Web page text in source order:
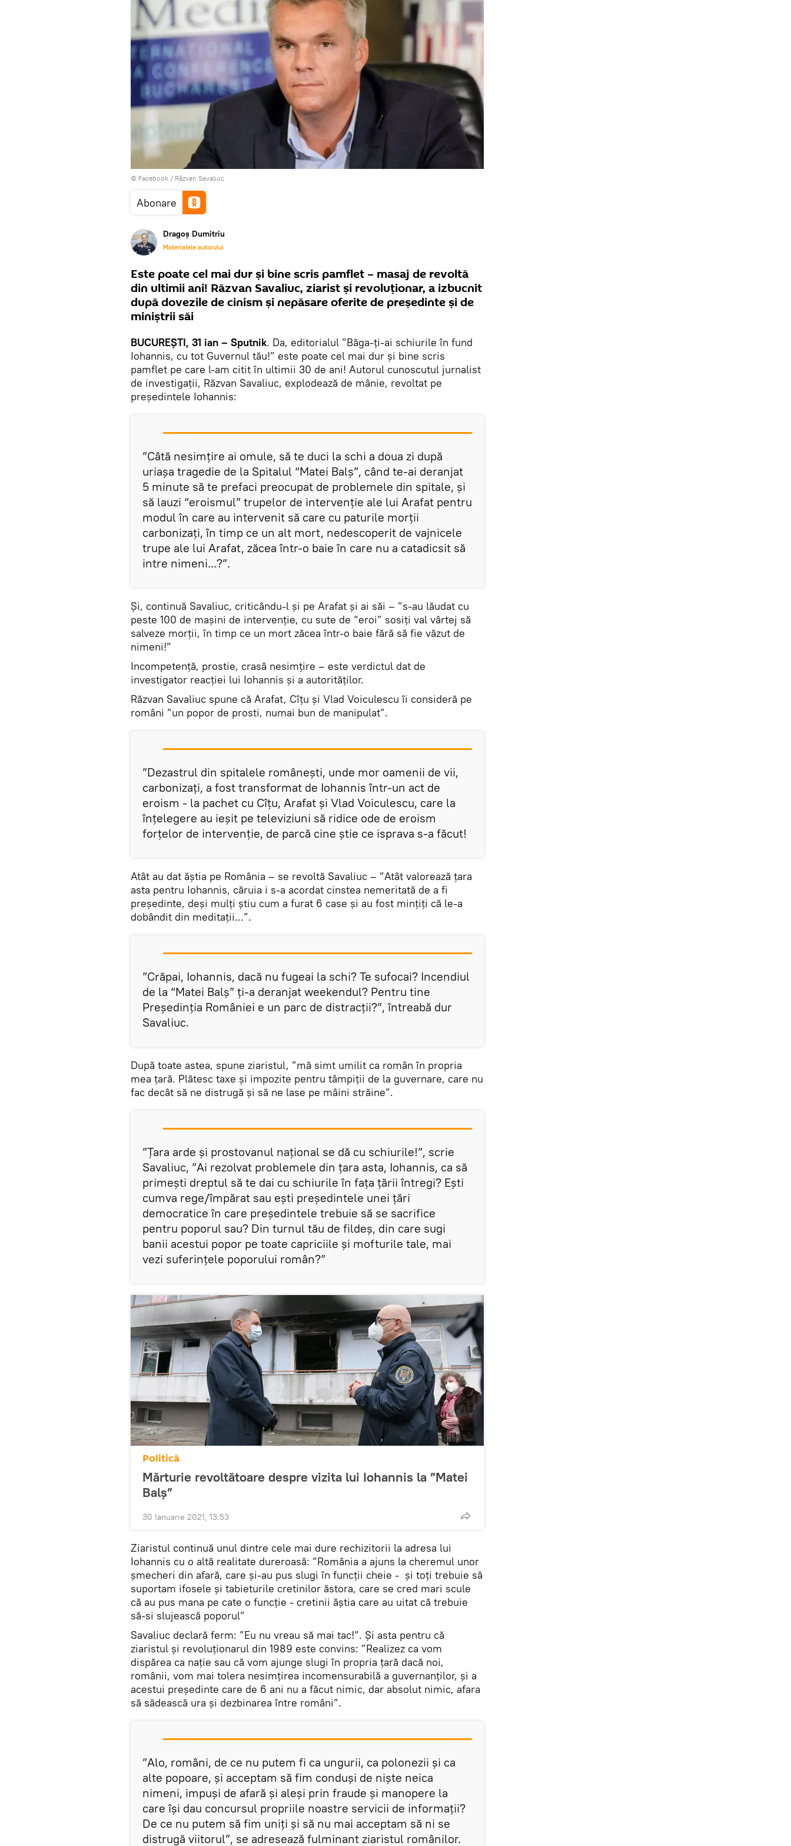
© Facebook / Răzvan Savaliuc
Abonare
Dragoș Dumitriu
Materialele autorului
Este poate cel mai dur și bine scris pamflet – masaj de revoltă
din ultimii ani! Răzvan Savaliuc, ziarist și revoluționar, a izbucnit
după dovezile de cinism și nepăsare oferite de președinte și de
miniștrii săi
BUCUREȘTI, 31 ian – Sputnik. Da, editorialul ”Băga-ți-ai schiurile în fund
Iohannis, cu tot Guvernul tău!” este poate cel mai dur și bine scris
pamflet pe care l-am citit în ultimii 30 de ani! Autorul cunoscutul jurnalist
de investigații, Răzvan Savaliuc, explodează de mânie, revoltat pe
președintele Iohannis:
”Câtă nesimțire ai omule, să te duci la schi a doua zi după
uriașa tragedie de la Spitalul “Matei Balș”, când te-ai deranjat
5 minute să te prefaci preocupat de problemele din spitale, și
să lauzi “eroismul” trupelor de intervenție ale lui Arafat pentru
modul în care au intervenit să care cu paturile morții
carbonizați, în timp ce un alt mort, nedescoperit de vajnicele
trupe ale lui Arafat, zăcea într-o baie în care nu a catadicsit să
intre nimeni...?”.
Și, continuă Savaliuc, criticându-l și pe Arafat și ai săi – ”s-au lăudat cu
peste 100 de mașini de intervenție, cu sute de “eroi” sosiți val vârtej să
salveze morții, în timp ce un mort zăcea într-o baie fără să fie văzut de
nimeni!”
Incompetență, prostie, crasă nesimțire – este verdictul dat de
investigator reacției lui Iohannis și a autorităților.
Răzvan Savaliuc spune că Arafat, Cîțu și Vlad Voiculescu îi consideră pe
români ”un popor de prosti, numai bun de manipulat”.
”Dezastrul din spitalele românești, unde mor oamenii de vii,
carbonizați, a fost transformat de Iohannis într-un act de
eroism - la pachet cu Cîțu, Arafat și Vlad Voiculescu, care la
înțelegere au ieșit pe televiziuni să ridice ode de eroism
forțelor de intervenție, de parcă cine știe ce isprava s-a făcut!
Atât au dat ăștia pe România – se revoltă Savaliuc – ”Atât valorează țara
asta pentru Iohannis, căruia i s-a acordat cinstea nemeritată de a fi
președinte, deși mulți știu cum a furat 6 case și au fost mințiți că le-a
dobândit din meditații...”.
”Crăpai, Iohannis, dacă nu fugeai la schi? Te sufocai? Incendiul
de la “Matei Balș” ți-a deranjat weekendul? Pentru tine
Președinția României e un parc de distracții?”, întreabă dur
Savaliuc.
După toate astea, spune ziaristul, ”mă simt umilit ca român în propria
mea țară. Plătesc taxe și impozite pentru tâmpiții de la guvernare, care nu
fac decât să ne distrugă și să ne lase pe mâini străine”.
”Țara arde și prostovanul național se dă cu schiurile!”, scrie
Savaliuc, ”Ai rezolvat problemele din țara asta, Iohannis, ca să
primești dreptul să te dai cu schiurile în fața țării întregi? Ești
cumva rege/împărat sau ești președintele unei țări
democratice în care președintele trebuie să se sacrifice
pentru poporul sau? Din turnul tău de fildeș, din care sugi
banii acestui popor pe toate capriciile și mofturile tale, mai
vezi suferințele poporului român?”
Politică
Mărturie revoltătoare despre vizita lui Iohannis la ”Matei
Balș”
30 Ianuarie 2021, 13:53
Ziaristul continuă unul dintre cele mai dure rechizitorii la adresa lui
Iohannis cu o altă realitate dureroasă: ”România a ajuns la cheremul unor
șmecheri din afară, care și-au pus slugi în funcții cheie - și toți trebuie să
suportam ifosele și tabieturile cretinilor ăstora, care se cred mari scule
că au pus mana pe cate o funcție - cretinii ăștia care au uitat că trebuie
să-si slujească poporul”
Savaliuc declară ferm: ”Eu nu vreau să mai tac!”. Și asta pentru că
ziaristul și revoluționarul din 1989 este convins: ”Realizez ca vom
dispărea ca nație sau că vom ajunge slugi în propria țară dacă noi,
românii, vom mai tolera nesimțirea incomensurabilă a guvernanților, și a
acestui președinte care de 6 ani nu a făcut nimic, dar absolut nimic, afara
să sădească ura și dezbinarea între români”.
”Alo, români, de ce nu putem fi ca ungurii, ca polonezii și ca
alte popoare, și acceptam să fim conduși de niște neica
nimeni, impuși de afară și aleși prin fraude și manopere la
care își dau concursul propriile noastre servicii de informații?
De ce nu putem să fim uniți și să nu mai acceptam să ni se
distrugă viitorul”, se adresează fulminant ziaristul românilor.